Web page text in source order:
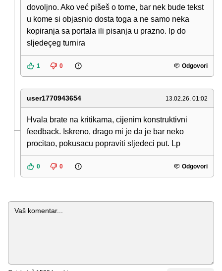
dovoljno. Ako već pišeš o tome, bar nek bude tekst
u kome si objasnio dosta toga a ne samo neka
kopiranja sa portala ili pisanja u prazno. lp do
sljedeçeg turnira
1 0 Odgovori
user1770943654 13.02.26. 01:02
Hvala brate na kritikama, cijenim konstruktivni
feedback. Iskreno, drago mi je da je bar neko
procitao, pokusacu popraviti sljedeci put. Lp
0 0 Odgovori
Komentar